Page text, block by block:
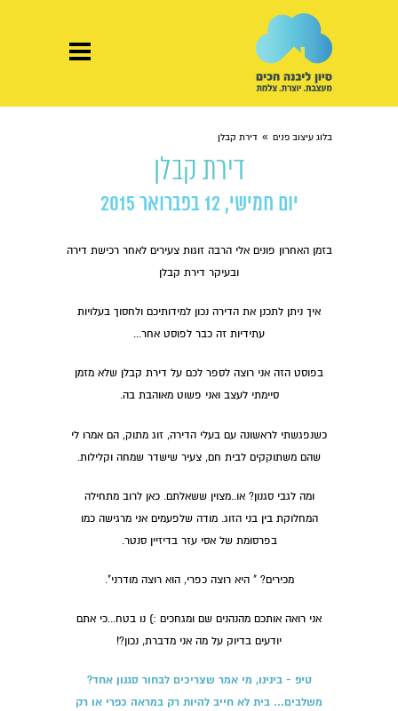
בלוג עיצוב פנים » דירת קבלן
דירת קבלן
יום חמישי, 12 בפברואר 2015
בזמן האחרון פונים אלי הרבה זוגות צעירים לאחר רכישת דירה
ובעיקר דירת קבלן
איך ניתן לתכנן את הדירה נכון למידותיכם ולחסוך בעלויות
עתידיות זה כבר לפוסט אחר...
בפוסט הזה אני רוצה לספר לכם על דירת קבלן שלא מזמן
סיימתי לעצב ואני פשוט מאוהבת בה.
כשנפגשתי לראשונה עם בעלי הדירה, זוג מתוק, הם אמרו לי
שהם משתוקקים לבית חם, צעיר שישדר שמחה וקלילות.
ומה לגבי סגנון? או..מצוין ששאלתם. כאן לרוב מתחילה
המחלוקת בין בני הזוג. מודה שלפעמים אני מרגישה כמו
בפרסומת של אסי עזר בדיזיין סנטר.
מכירים? " היא רוצה כפרי, הוא רוצה מודרני".
אני רואה אותכם מהנהנים שם ומגחכים :) נו בטח...כי אתם
יודעים בדיוק על מה אני מדברת, נכון?!
טיפ - בינינו, מי אמר שצריכים לבחור סגנון אחד?
משלבים... בית לא חייב להיות רק במראה כפרי או רק